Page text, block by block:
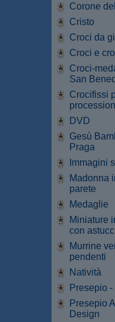
Corone
Cristo
Croci da
Croci e
Croci-
San
Crocifissi
DVD
Gesù
Praga
Immagini
Madonna
parete
Medaglie
Miniature
con
Murrine
pendenti
Natività
Presepio
Presepio
Design